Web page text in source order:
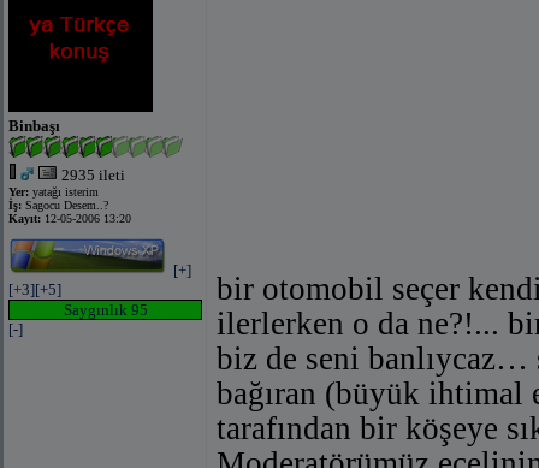
Binbaşı
2935 ileti
Yer: yatağı isterim
İş: Sagocu Desem..?
Kayıt: 12-05-2006 13:20
[+]
[+3][+5]
Saygınlık 95
[-]
bir otomobil seçer
ilerlerken o da ne?!...
biz de seni banlıycaz…
bağıran (büyük ihtimal
tarafından bir köşeye